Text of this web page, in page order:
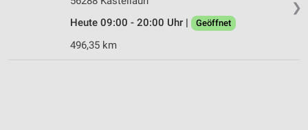
❯
Heute 09:00 - 20:00 Uhr |
Geöffnet
496,35 km